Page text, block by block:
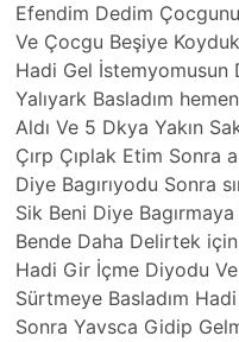
Efendim Dedim
Ve Çocgu Beşiye
Hadi Gel İstemyomusun
Yalıyark Basladım
Aldı Ve 5 Dkya Yakın
Çırp Çıplak Etim Sonra
Diye Bagırıyodu Sonra
Sik Beni Diye
Bende Daha Delirtek
Hadi Gir İçme Diyodu Ve
Sürtmeye Basladım
Sonra Yavsca Gidip